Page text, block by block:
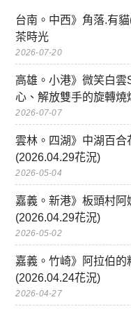
台南。中西》角落.有
茶時光
2026-07-20
高雄。小港》微笑白
心、解放雙手的旋轉燒
2026-07-07
雲林。四湖》中湖百
(2026.04.29花況)
2026-05-04
嘉義。新港》板頭村
(2026.04.29花況)
2026-05-02
嘉義。竹崎》阿拉伯
(2026.04.24花況)
2026-04-27